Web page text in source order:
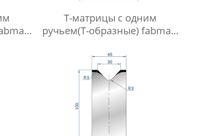
Т-матрицы с одним
ручьем(Т-образные) fabmax-